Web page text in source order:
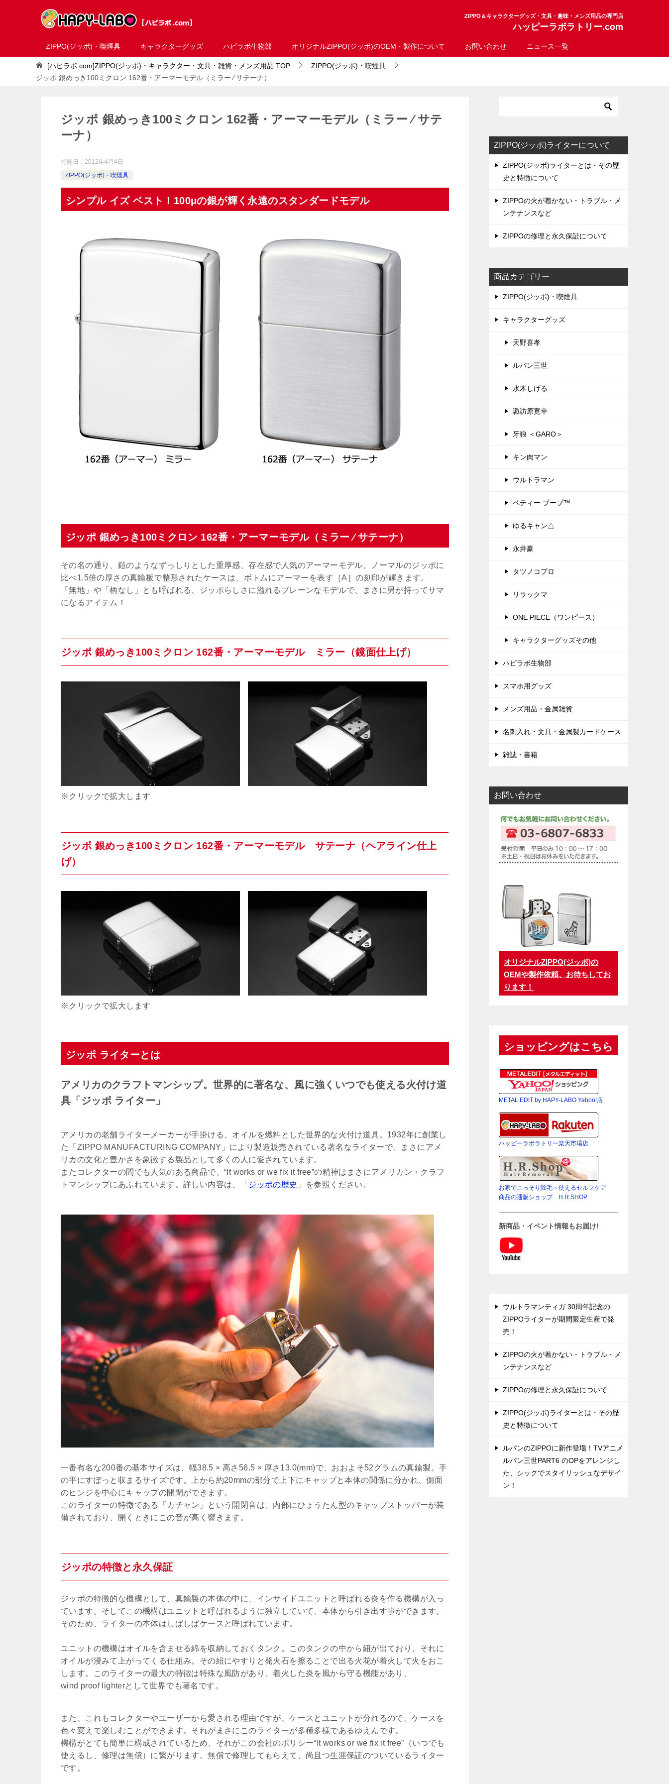
ZIPPO＆キャラクターグッズ・文具・趣味・メンズ用品の専門店
ハッピーラボラトリー.com
ZIPPO(ジッポ)・喫煙具 キャラクターグッズ ハピラボ生物部 オリジナルZIPPO(ジッポ)のOEM・製作について お問い合わせ ニュース一覧
[ハピラボ.com]ZIPPO(ジッポ)・キャラクター・文具・雑貨・メンズ用品 TOP
ZIPPO(ジッポ)・喫煙具
ジッポ 銀めっき100ミクロン 162番・アーマーモデル（ミラー ⁄ サテーナ）
ジッポ 銀めっき100ミクロン 162番・アーマーモデル（ミラー ⁄ サテ
ーナ）
公開日： 2012年4月4日
ZIPPO(ジッポ)・喫煙具
シンプル イズ ベスト！100μの銀が輝く永遠のスタンダードモデル
ジッポ 銀めっき100ミクロン 162番・アーマーモデル（ミラー ⁄ サテーナ）
その名の通り、鎧のようなずっしりとした重厚感、存在感で人気のアーマーモデル。ノーマルのジッポに
比べ1.5倍の厚さの真鍮板で整形されたケースは、ボトムにアーマーを表す［A］の刻印が輝きます。
「無地」や「柄なし」とも呼ばれる、ジッポらしさに溢れるプレーンなモデルで、まさに男が持ってサマ
になるアイテム！
ジッポ 銀めっき100ミクロン 162番・アーマーモデル ミラー（鏡面仕上げ）
※クリックで拡大します
ジッポ 銀めっき100ミクロン 162番・アーマーモデル サテーナ（ヘアライン仕上
げ）
※クリックで拡大します
ジッポ ライターとは
アメリカのクラフトマンシップ。世界的に著名な、風に強くいつでも使える火付け道
具「ジッポ ライター」
アメリカの老舗ライターメーカーが手掛ける、オイルを燃料とした世界的な火付け道具。1932年に創業し
た「ZIPPO MANUFACTURING COMPANY」により製造販売されている著名なライターで、まさにアメ
リカの文化と豊かさを象徴する製品として多くの人に愛されています。
またコレクターの間でも人気のある商品で、“It works or we fix it free”の精神はまさにアメリカン・クラフ
トマンシップにあふれています。詳しい内容は、「 ジッポの歴史 」を参照ください。
一番有名な200番の基本サイズは、幅38.5 × 高さ56.5 × 厚さ13.0(mm)で、おおよそ52グラムの真鍮製。手
の平にすぽっと収まるサイズです。上から約20mmの部分で上下にキャップと本体の関係に分かれ、側面
のヒンジを中心にキャップの開閉ができます。
このライターの特徴である「カチャン」という開閉音は、内部にひょうたん型のキャップストッパーが装
備されており、開くときにこの音が高く響きます。
ジッポの特徴と永久保証
ジッポの特徴的な機構として、真鍮製の本体の中に、インサイドユニットと呼ばれる炎を作る機構が入っ
ています。そしてこの機構はユニットと呼ばれるように独立していて、本体から引き出す事ができます。
そのため、ライターの本体はしばしばケースと呼ばれています。
ユニットの機構はオイルを含ませる綿を収納しておくタンク。このタンクの中から紐が出ており、それに
オイルが浸みて上がってくる仕組み。その紐にやすりと発火石を擦ることで出る火花が着火して火をおこ
します。このライターの最大の特徴は特殊な風防があり、着火した炎を風から守る機能があり、
wind proof lighterとして世界でも著名です。
また、これもコレクターやユーザーから愛される理由ですが、ケースとユニットが分れるので、ケースを
色々変えて楽しむことができます。それがまさにこのライターが多種多様であるゆえんです。
機構がとても簡単に構成されているため、それがこの会社のポリシー“It works or we fix it free”（いつでも
使えるし、修理は無償）に繋がります。無償で修理してもらえて、尚且つ生涯保証のついているライター
です。
ZIPPO(ジッポ)ライターについて
ZIPPO(ジッポ)ライターとは・その歴
史と特徴について
ZIPPOの火が着かない・トラブル・メ
ンテナンスなど
ZIPPOの修理と永久保証について
商品カテゴリー
ZIPPO(ジッポ)・喫煙具
キャラクターグッズ
天野喜孝
ルパン三世
水木しげる
諏訪原寛幸
牙狼 ＜GARO＞
キン肉マン
ウルトラマン
ベティー ブープ™
ゆるキャン△
永井豪
タツノコプロ
リラックマ
ONE PIECE（ワンピース）
キャラクターグッズその他
ハピラボ生物部
スマホ用グッズ
メンズ用品・金属雑貨
名刺入れ・文具・金属製カードケース
雑誌・書籍
お問い合わせ
オリジナルZIPPO(ジッポ)の
OEMや製作依頼、お待ちしてお
ります！
ショッピングはこちら
METAL EDIT by HAPY-LABO Yahoo!店
ハッピーラボラトリー楽天市場店
お家でこっそり除毛～使えるセルフケア
商品の通販ショップ H.R.SHOP
新商品・イベント情報もお届け!
ウルトラマンティガ 30周年記念の
ZIPPOライターが期間限定生産で発
売！
ZIPPOの火が着かない・トラブル・メ
ンテナンスなど
ZIPPOの修理と永久保証について
ZIPPO(ジッポ)ライターとは・その歴
史と特徴について
ルパンのZIPPOに新作登場！TVアニメ
ルパン三世PART6 のOPをアレンジし
た、シックでスタイリッシュなデザイ
ン！